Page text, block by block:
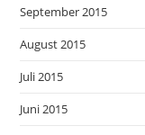
September 2015
August 2015
Juli 2015
Juni 2015